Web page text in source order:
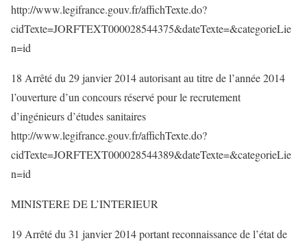
http://www.legifrance.gouv.fr/affichTexte.do?
cidTexte=JORFTEXT000028544375&dateTexte=&categorieLie
n=id
18 Arrêté du 29 janvier 2014 autorisant au titre de l’année 2014
l’ouverture d’un concours réservé pour le recrutement
d’ingénieurs d’études sanitaires
http://www.legifrance.gouv.fr/affichTexte.do?
cidTexte=JORFTEXT000028544389&dateTexte=&categorieLie
n=id
MINISTERE DE L’INTERIEUR
19 Arrêté du 31 janvier 2014 portant reconnaissance de l’état de